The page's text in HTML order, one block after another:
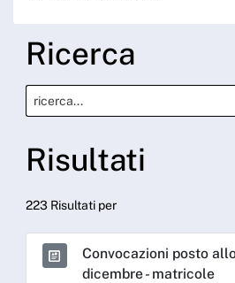
Ricerca
Risultati
223 Risultati per
Convocazioni posto
dicembre - matricole